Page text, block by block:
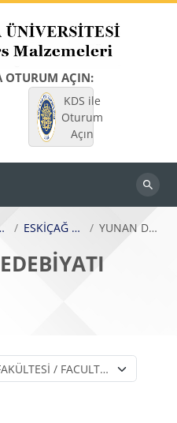
OTURUM AÇIN:
KDS ile
Oturum
Açın
Dersleri
AND GEOGRAPHY ESKİÇAĞ DİLLERİ VE KÜLTÜRLERİ BÖLÜMÜ YUNAN DİLİ VE EDEBİYATI ANABİLİM DALI
Kategorileri